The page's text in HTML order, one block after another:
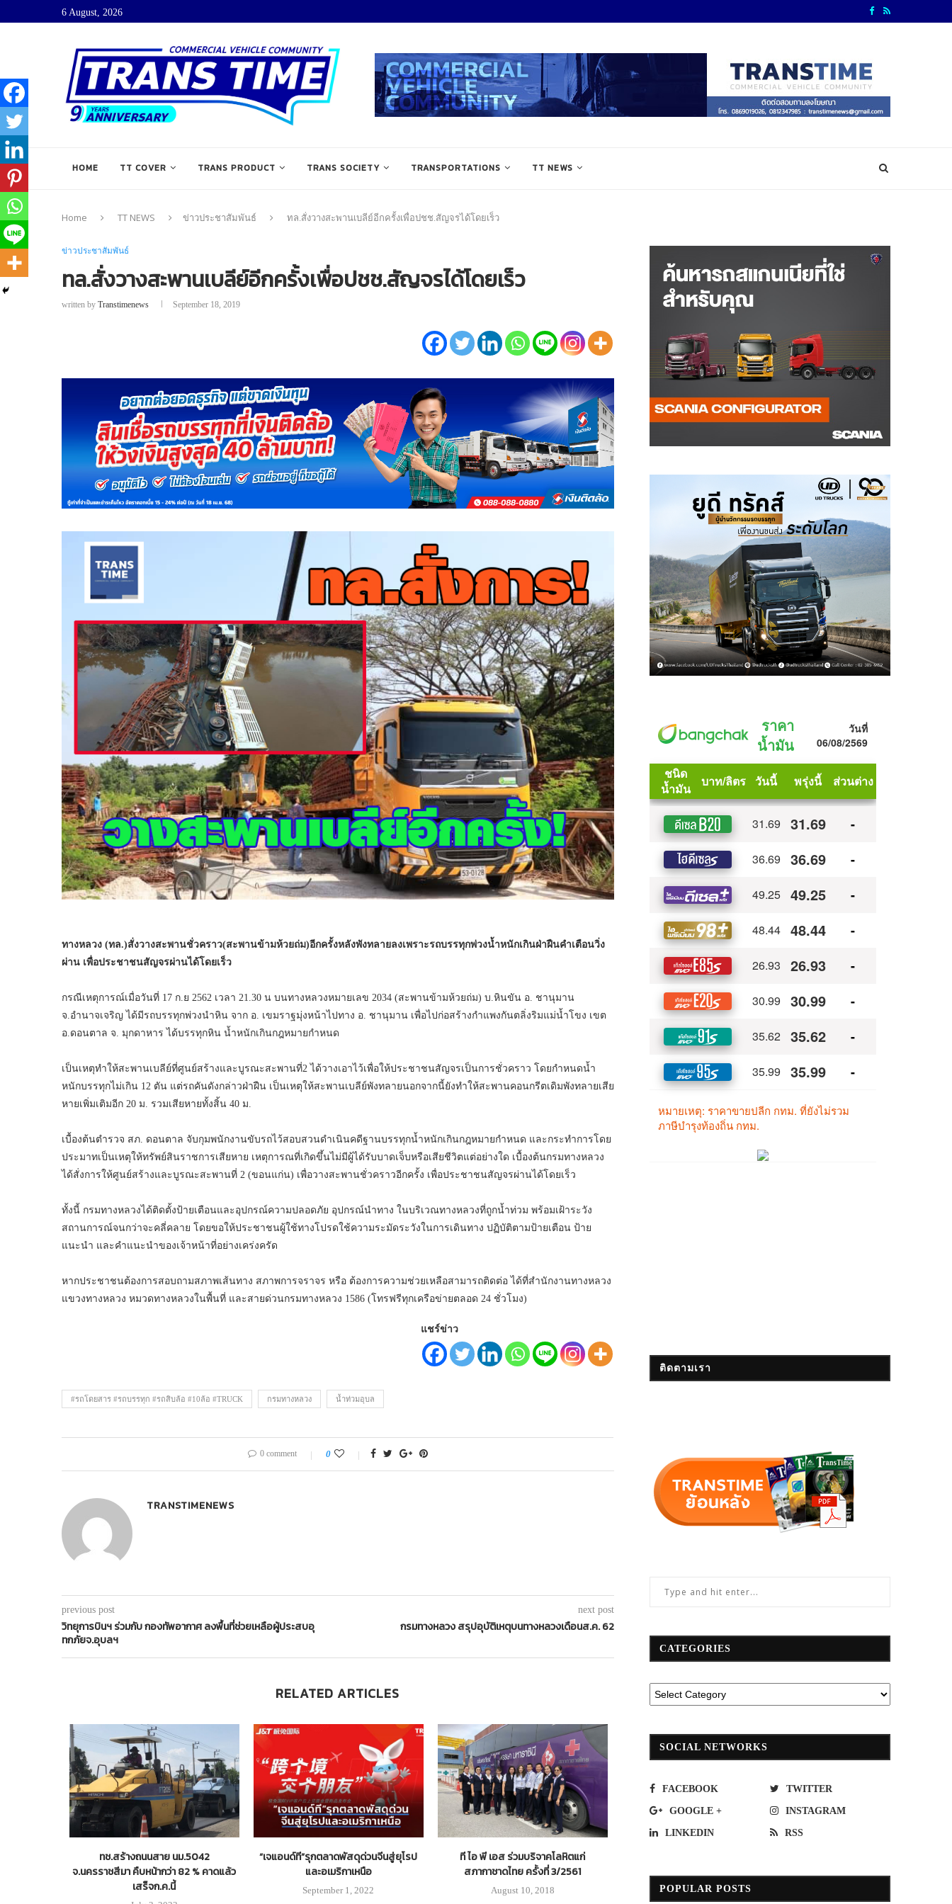
6 August, 2026
HOME TT COVER TRANS PRODUCT TRANS SOCIETY TRANSPORTATIONS TT NEWS
Home TT NEWS ข่าวประชาสัมพันธ์ ทล.สั่งวางสะพานเบลีย์อีกครั้งเพื่อปชช.สัญจรได้โดยเร็ว
ข่าวประชาสัมพันธ์
ทล.สั่งวางสะพานเบลีย์อีกครั้งเพื่อปชช.สัญจรได้โดยเร็ว
written by Transtimenews September 18, 2019
ทางหลวง (ทล.)สั่งวางสะพานชั่วคราว(สะพานข้ามห้วยถ่ม)อีกครั้งหลังพังทลายลงเพราะรถบรรทุกพ่วงน้ำหนักเกินฝ่าฝืนคำเตือนวิ่ง
ผ่าน เพื่อประชาชนสัญจรผ่านได้โดยเร็ว
กรณีเหตุการณ์เมื่อวันที่ 17 ก.ย 2562 เวลา 21.30 น บนทางหลวงหมายเลข 2034 (สะพานข้ามห้วยถ่ม) บ.หินขัน อ. ชานุมาน
จ.อำนาจเจริญ ได้มีรถบรรทุกพ่วงนำหิน จาก อ. เขมราฐมุ่งหน้าไปทาง อ. ชานุมาน เพื่อไปก่อสร้างกำแพงกันตลิ่งริมแม่น้ำโขง เขต
อ.ดอนตาล จ. มุกดาหาร ได้บรรทุกหิน น้ำหนักเกินกฎหมายกำหนด
เป็นเหตุทำให้สะพานเบลีย์ที่ศูนย์สร้างและบูรณะสะพานที่2 ได้วางเอาไว้เพื่อให้ประชาชนสัญจรเป็นการชั่วคราว โดยกำหนดน้ำ
หนักบรรทุกไม่เกิน 12 ตัน แต่รถคันดังกล่าวฝ่าฝืน เป็นเหตุให้สะพานเบลีย์พังทลายนอกจากนี้ยังทำให้สะพานคอนกรีตเดิมพังทลายเสีย
หายเพิ่มเติมอีก 20 ม. รวมเสียหายทั้งสิ้น 40 ม.
เบื้องต้นตำรวจ สภ. ดอนตาล จับกุมพนักงานขับรถไว้สอบสวนดำเนินคดีฐานบรรทุกน้ำหนักเกินกฎหมายกำหนด และกระทำการโดย
ประมาทเป็นเหตุให้ทรัพย์สินราชการเสียหาย เหตุการณที่เกิดขึ้นไม่มีผู้ได้รับบาดเจ็บหรือเสียชีวิตแต่อย่างใด เบื้องต้นกรมทางหลวง
ได้สั่งการให้ศูนย์สร้างและบูรณะสะพานที่ 2 (ขอนแก่น) เพื่อวางสะพานชั่วคราวอีกครั้ง เพื่อประชาชนสัญจรผ่านได้โดยเร็ว
ทั้งนี้ กรมทางหลวงได้ติดตั้งป้ายเตือนและอุปกรณ์ความปลอดภัย อุปกรณ์นำทาง ในบริเวณทางหลวงที่ถูกน้ำท่วม พร้อมเฝ้าระวัง
สถานการณ์จนกว่าจะคลี่คลาย โดยขอให้ประชาชนผู้ใช้ทางโปรดใช้ความระมัดระวังในการเดินทาง ปฏิบัติตามป้ายเตือน ป้าย
แนะนำ และคำแนะนำของเจ้าหน้าที่อย่างเคร่งครัด
หากประชาชนต้องการสอบถามสภาพเส้นทาง สภาพการจราจร หรือ ต้องการความช่วยเหลือสามารถติดต่อ ได้ที่สำนักงานทางหลวง
แขวงทางหลวง หมวดทางหลวงในพื้นที่ และสายด่วนกรมทางหลวง 1586 (โทรฟรีทุกเครือข่ายตลอด 24 ชั่วโมง)
แชร์ข่าว
#รถโดยสาร #รถบรรทุก #รถสิบล้อ #10ล้อ #TRUCK กรมทางหลวง น้ำท่วมอุบล
0 comment 0
TRANSTIMENEWS
previous post
วิทยุการบินฯ ร่วมกับ กองทัพอากาศ ลงพื้นที่ช่วยเหลือผู้ประสบอุ
ทกภัยจ.อุบลฯ
next post
กรมทางหลวง สรุปอุบัติเหตุบนทางหลวงเดือนส.ค. 62
RELATED ARTICLES
ทช.สร้างถนนสาย นม.5042
จ.นครราชสีมา คืบหน้ากว่า 82 % คาดแล้ว
เสร็จก.ค.นี้
“เจแอนด์ที”รุกตลาดพัสดุด่วนจีนสู่ยุโรป
และอเมริกาเหนือ
September 1, 2022
ที ไอ พี เอส ร่วมบริจาคโลหิตแก่
สภากาชาดไทย ครั้งที่ 3/2561
August 10, 2018 April 26, 2019
ติดตามเรา
CATEGORIES
SOCIAL NETWORKS
FACEBOOK TWITTER
GOOGLE + INSTAGRAM
LINKEDIN RSS
POPULAR POSTS